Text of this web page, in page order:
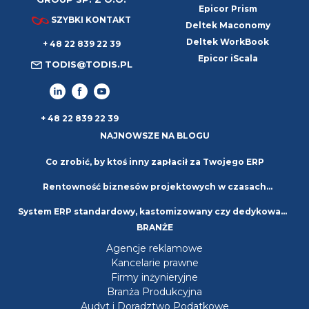
SZYBKI KONTAKT
+ 48 22 839 22 39
TODIS@TODIS.PL
+ 48 22 839 22 39
Epicor Prism
Deltek Maconomy
Deltek WorkBook
Epicor iScala
NAJNOWSZE NA BLOGU
Co zrobić, by ktoś inny zapłacił za Twojego ERP
Rentowność biznesów projektowych w czasach
niepewności. Strategie i najlepsze praktyki
System ERP standardowy, kastomizowany czy dedykowany
BRANŻE
Agencje reklamowe
Kancelarie prawne
Firmy inżynieryjne
Branża Produkcyjna
Audyt i Doradztwo Podatkowe